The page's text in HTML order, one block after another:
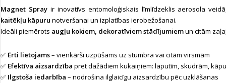
Magnet Sprayir inovatīvs entomoloģiskais līmlīdzeklis aerosola
kaitēkļu kāpuru notveršanai un izplatības ierobežošanai.
Ideāli piemērots augļu kokiem, dekoratīviem stādījumiemun citām
✅ Ērti lietojams– vienkārši uzpūšams uz stumbra vai citām virsmām
✅ Efektīva aizsardzība pret dažādiem kukaiņiem: laputīm, skudrām,
✅ Ilgstoša iedarbība – nodrošina ilglaicīgu aizsardzību pēc uzklāšanas